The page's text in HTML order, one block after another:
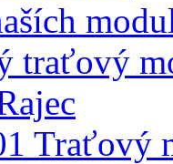
traťový
Traťový